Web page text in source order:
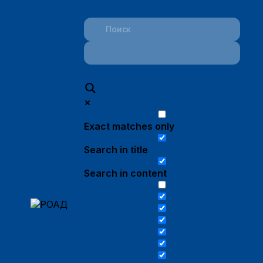
Exact matches only
Search in title
Search in content